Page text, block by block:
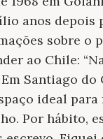
anos depois
sobre o
ao Chile:
Santiago do
ideal para
Por hábito,